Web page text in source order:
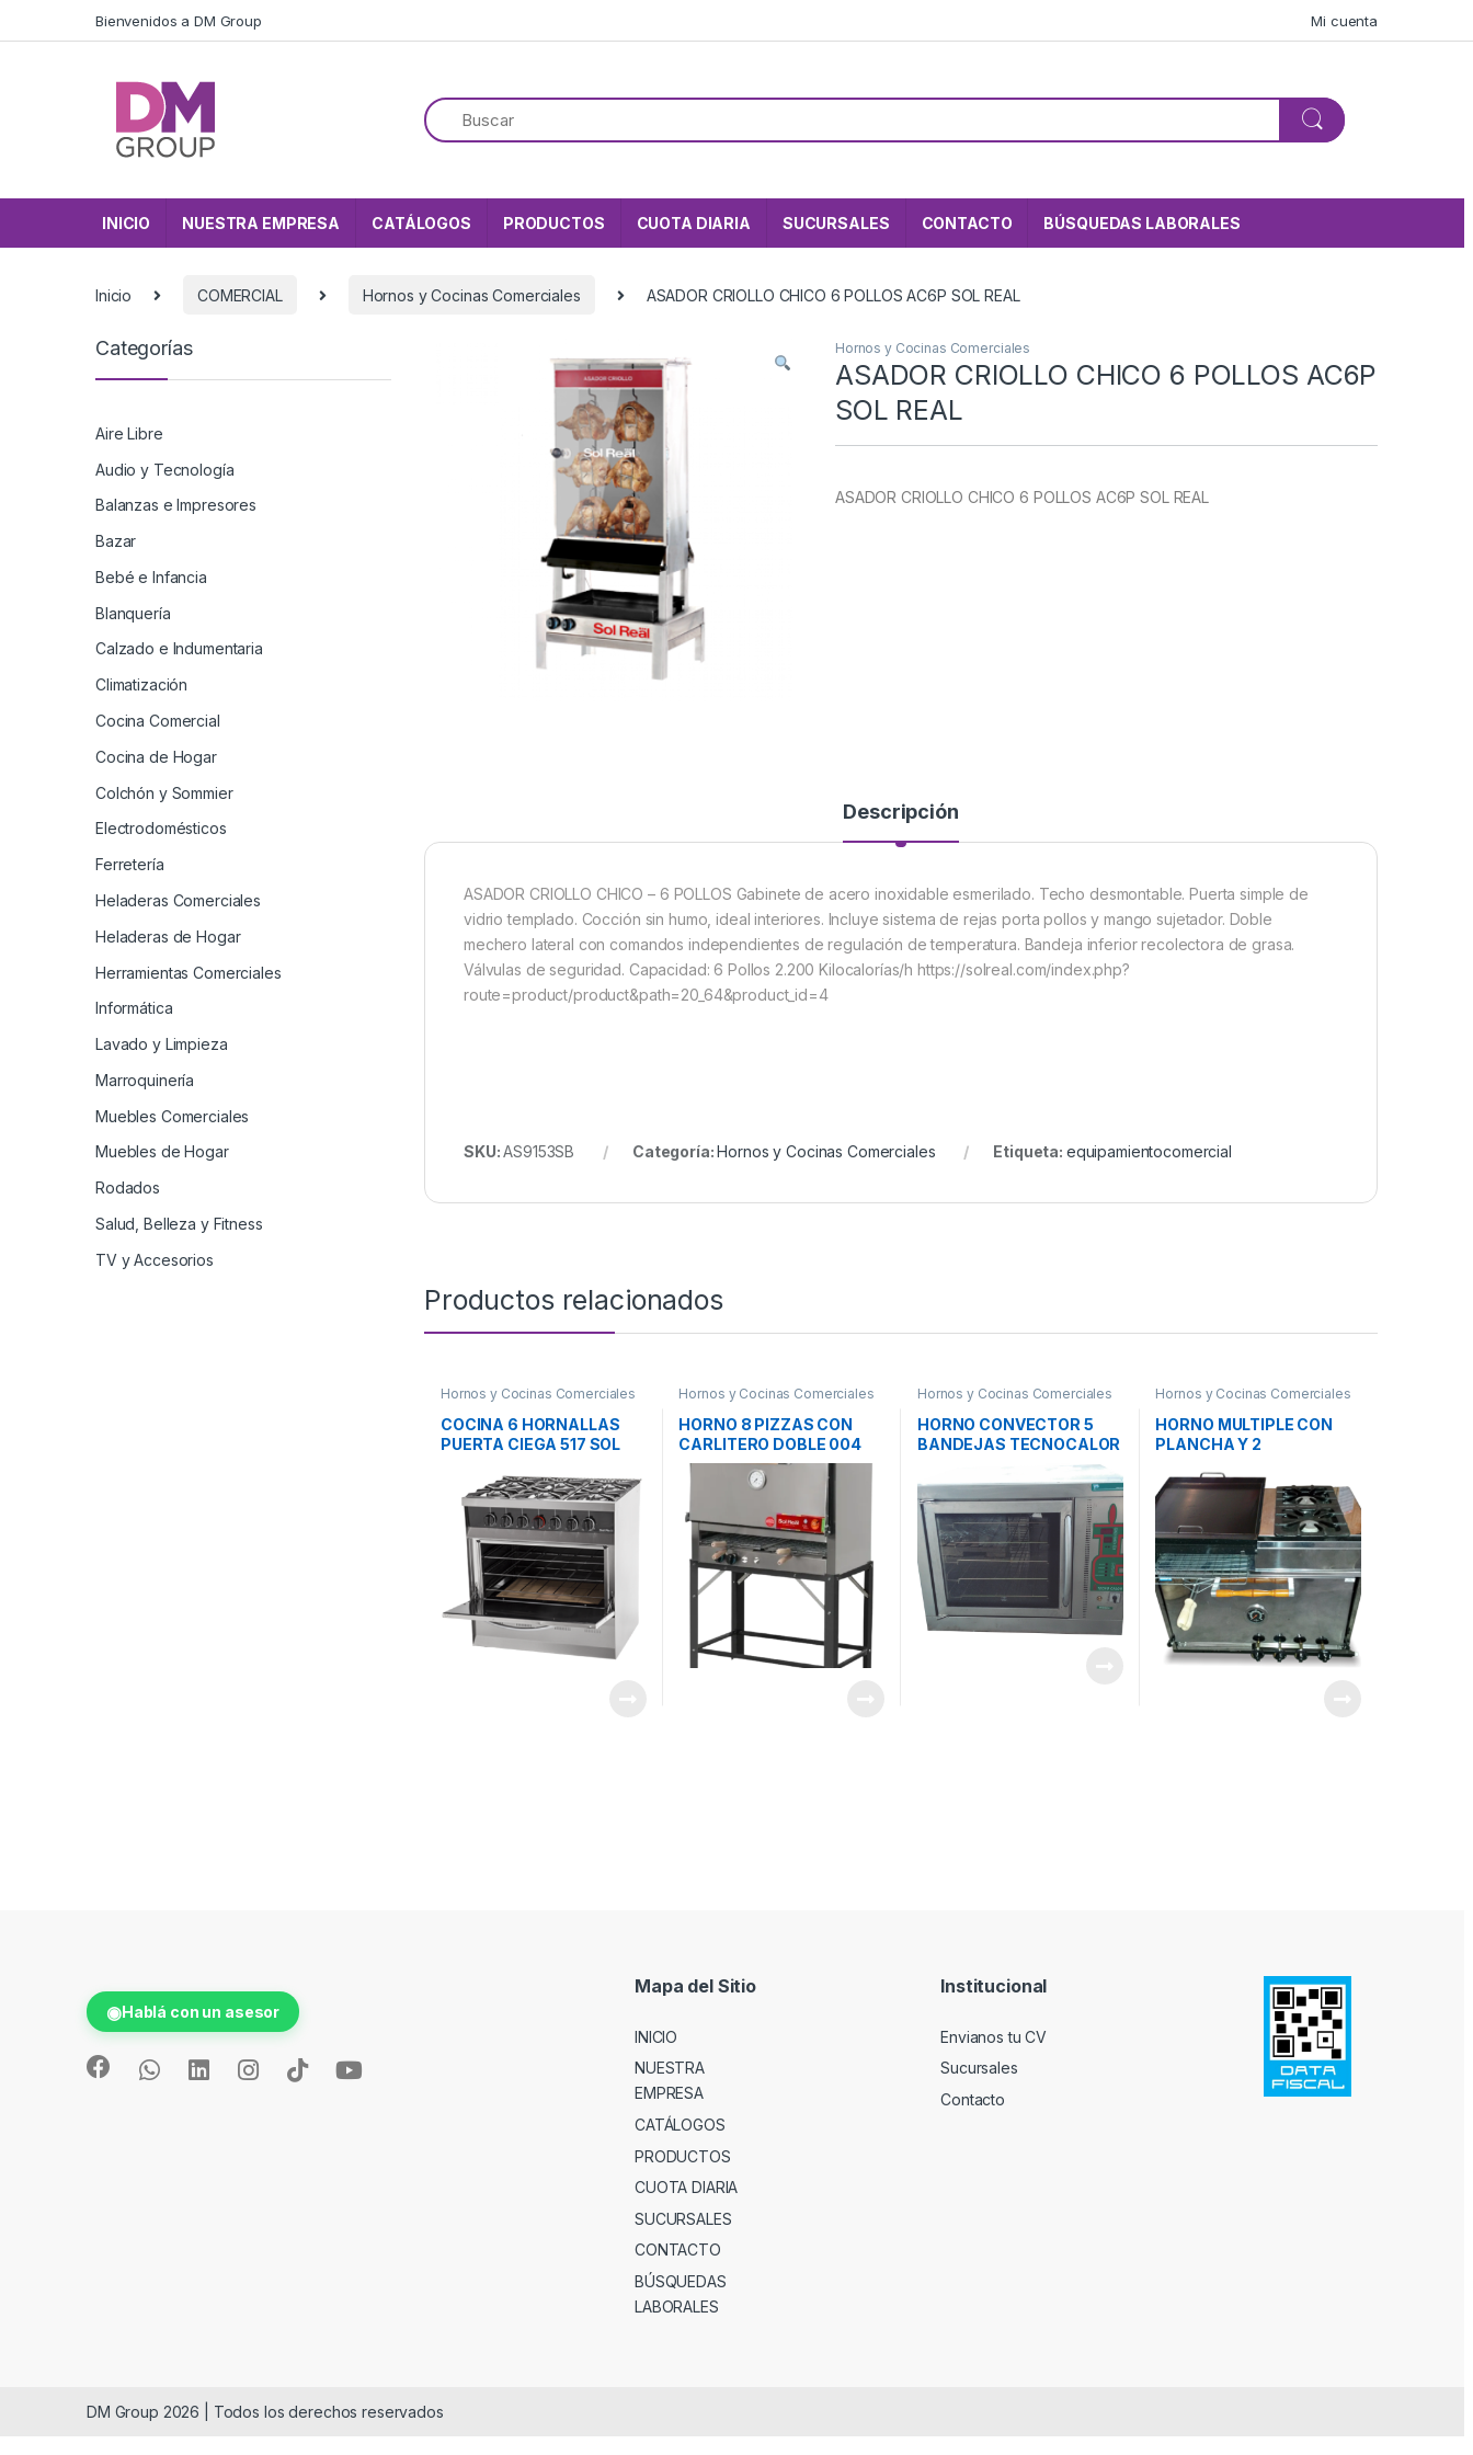
Bienvenidos a DM Group Mi cuenta
INICIO NUESTRA EMPRESA CATÁLOGOS PRODUCTOS CUOTA DIARIA SUCURSALES CONTACTO BÚSQUEDAS LABORALES
Inicio COMERCIAL Hornos y Cocinas Comerciales ASADOR CRIOLLO CHICO 6 POLLOS AC6P SOL REAL
Hornos y Cocinas Comerciales
ASADOR CRIOLLO CHICO 6 POLLOS AC6P
SOL REAL
ASADOR CRIOLLO CHICO 6 POLLOS AC6P SOL REAL
Descripción
ASADOR CRIOLLO CHICO – 6 POLLOS Gabinete de acero inoxidable esmerilado. Techo desmontable. Puerta simple de
vidrio templado. Cocción sin humo, ideal interiores. Incluye sistema de rejas porta pollos y mango sujetador. Doble
mechero lateral con comandos independientes de regulación de temperatura. Bandeja inferior recolectora de grasa.
Válvulas de seguridad. Capacidad: 6 Pollos 2.200 Kilocalorías/h https://solreal.com/index.php?
route=product/product&path=20_64&product_id=4
SKU:AS9153SB Categoría:Hornos y Cocinas Comerciales Etiqueta: equipamientocomercial
Productos relacionados
Hornos y Cocinas Comerciales
COCINA 6 HORNALLAS
PUERTA CIEGA 517 SOL
Hornos y Cocinas Comerciales
HORNO 8 PIZZAS CON
CARLITERO DOBLE 004
SOL REAL
Hornos y Cocinas Comerciales
HORNO CONVECTOR 5
BANDEJAS TECNOCALOR
Hornos y Cocinas Comerciales
HORNO MULTIPLE CON
PLANCHA Y 2
TECNOCALOR
Categorías
Aire Libre
Audio y Tecnología
Balanzas e Impresores
Bazar
Bebé e Infancia
Blanquería
Calzado e Indumentaria
Climatización
Cocina Comercial
Cocina de Hogar
Colchón y Sommier
Electrodomésticos
Ferretería
Heladeras Comerciales
Heladeras de Hogar
Herramientas Comerciales
Informática
Lavado y Limpieza
Marroquinería
Muebles Comerciales
Muebles de Hogar
Rodados
Salud, Belleza y Fitness
TV y Accesorios
◉Hablá con un asesor
Mapa del Sitio
INICIO
NUESTRA
EMPRESA
CATÁLOGOS
PRODUCTOS
CUOTA DIARIA
SUCURSALES
CONTACTO
BÚSQUEDAS
LABORALES
Institucional
Envianos tu CV
Sucursales
Contacto
DM Group 2026 | Todos los derechos reservados